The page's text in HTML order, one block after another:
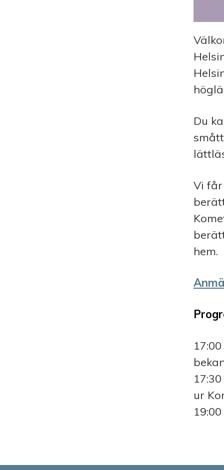
Du
Vi får
hem.
ur